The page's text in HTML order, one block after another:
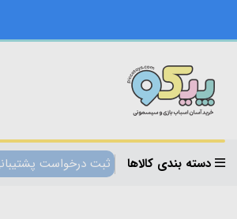
دسته بندی کالاها ثبت درخواست